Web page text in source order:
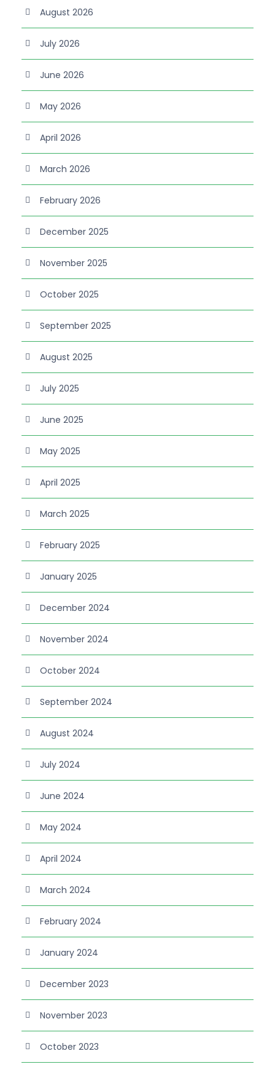
August 2026
July 2026
June 2026
May 2026
April 2026
March 2026
February 2026
December 2025
November 2025
October 2025
September 2025
August 2025
July 2025
June 2025
May 2025
April 2025
March 2025
February 2025
January 2025
December 2024
November 2024
October 2024
September 2024
August 2024
July 2024
June 2024
May 2024
April 2024
March 2024
February 2024
January 2024
December 2023
November 2023
October 2023